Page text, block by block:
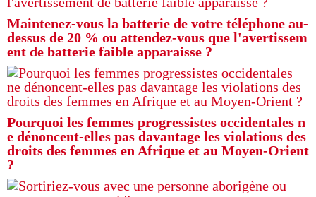
Maintenez-vous la batterie de votre téléphone au-
dessus de 20 % ou attendez-vous que l'avertissem
ent de batterie faible apparaisse ?
Pourquoi les femmes progressistes occidentales n
e dénoncent-elles pas davantage les violations des
droits des femmes en Afrique et au Moyen-Orient
?